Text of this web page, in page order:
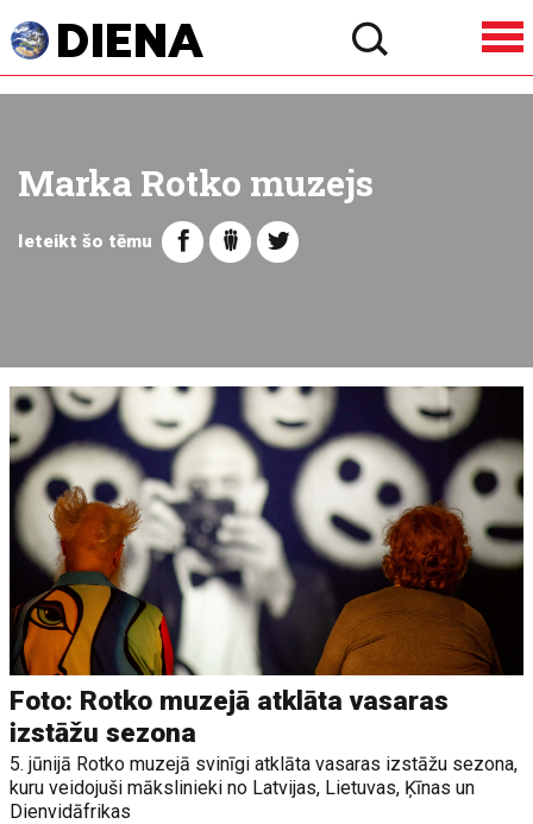
Marka Rotko muzejs
Ieteikt šo tēmu
Foto: Rotko muzejā atklāta vasaras
izstāžu sezona
5. jūnijā Rotko muzejā svinīgi atklāta vasaras izstāžu sezona,
kuru veidojuši mākslinieki no Latvijas, Lietuvas, Ķīnas un
Dienvidāfrikas